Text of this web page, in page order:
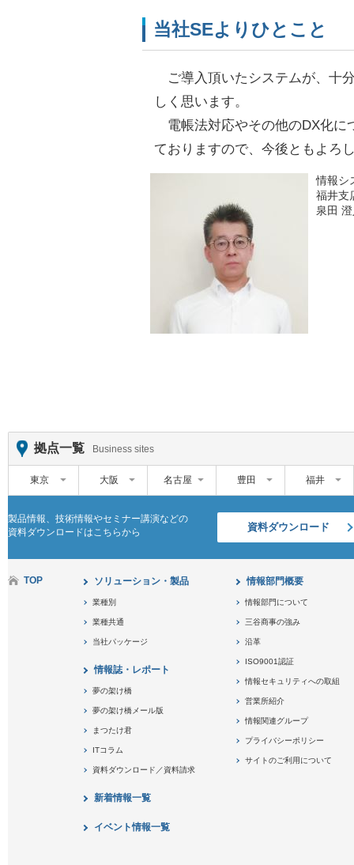
当社SEよりひとこと
ご導入頂いたシステムが、十
しく思います。
電帳法対応やその他のDX化に
ておりますので、今後ともよろ
情報シ
福井支
泉田
拠点一覧 Business sites
東京 大阪 名古屋 豊田 福井
製品情報、技術情報やセミナー講演などの
資料ダウンロードはこちらから
資料ダウンロード
TOP ソリューション・製品
業種別
業種共通
当社パッケージ
情報誌・レポート
夢の架け橋
夢の架け橋メール版
まつたけ君
ITコラム
資料ダウンロード／資料請求
新着情報一覧
イベント情報一覧
情報部門概要
情報部門について
三谷商事の強み
沿革
ISO9001認証
情報セキュリティへの取組
営業所紹介
情報関連グループ
プライバシーポリシー
サイトのご利用について